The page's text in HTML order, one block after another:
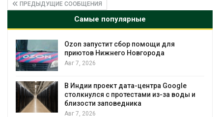
ПРЕДЫДУЩИЕ СООБЩЕНИЯ
Самые популярные
Солнечные панели над каналами
позволяют одновременно
вырабатывать энергию и экономить
Авг 7, 2026
Дождевая вода с крыш может помочь
городам переживать жару